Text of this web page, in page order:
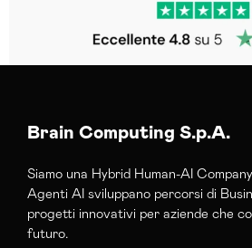
Brain Computing S.p.A.
Siamo una Hybrid Human-AI
Agenti AI sviluppano percorsi di
progetti innovativi per aziende che
futuro.